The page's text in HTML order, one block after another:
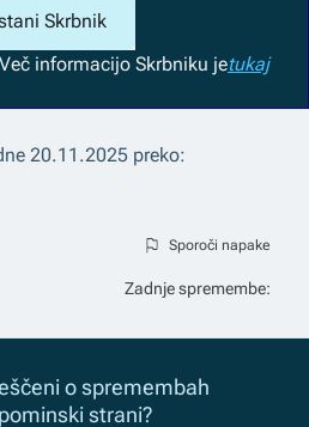
Skrbnik
Več informacijo Skrbniku jetukaj
20.11.2025 preko:
Sporoči napake
Zadnje spremembe:
o spremembah
strani?